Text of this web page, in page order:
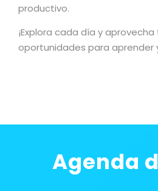
productivo.
¡Explora cada día y
oportunidades para aprender
Agenda